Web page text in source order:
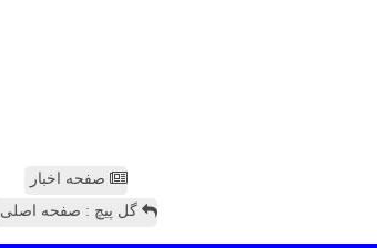
صفحه اخبار
گل پیچ : صفحه اصلی